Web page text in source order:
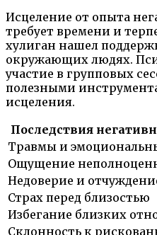
Исцеление от опыта
требует времени и
хулиган нашел
окружающих людях.
участие в групповых
полезными
исцеления.
Последствия
Травмы и
Ощущение
Недоверие и
Страх перед близостью
Избегание близких
Склонность к